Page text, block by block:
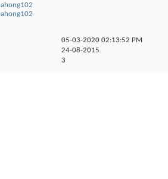
05-03-2020 02:13:52 PM
24-08-2015
3